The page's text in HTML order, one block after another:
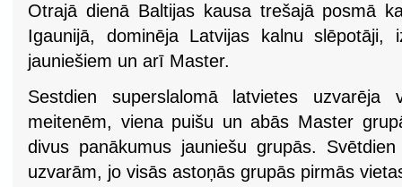
Otrajā dienā Baltijas kausa trešajā posmā
Igaunijā, dominēja Latvijas kalnu slēpotāji,
jauniešiem un arī Master.
Sestdien superslalomā latvietes uzvarēja
meitenēm, viena puišu un abās Master
divus panākumus jauniešu grupās.
uzvarām, jo visās astoņās grupās pirmās